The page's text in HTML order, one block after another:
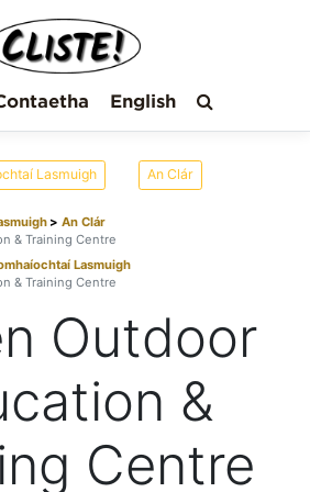
English
Lasmuigh An Clár
An Clár
& Training Centre
Lasmuigh
& Training Centre
Outdoor
&
Centre